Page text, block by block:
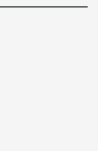
posta elettronica)
di posta